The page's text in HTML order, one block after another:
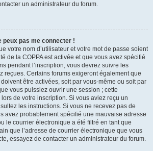
un administrateur du forum.
pas me connecter !
votre nom d’utilisateur et votre mot de passe soient
de la COPPA est activée et que vous avez spécifié
pendant l’inscription, vous devrez suivre les
reçues. Certains forums exigeront également que
être activées, soit par vous-même ou soit par
vous puissiez ouvrir une session ; cette
de votre inscription. Si vous aviez reçu un
les instructions. Si vous ne recevez pas de
avez probablement spécifié une mauvaise adresse
le courrier électronique a été filtré en tant que
que l’adresse de courrier électronique que vous
essayez de contacter un administrateur du forum.